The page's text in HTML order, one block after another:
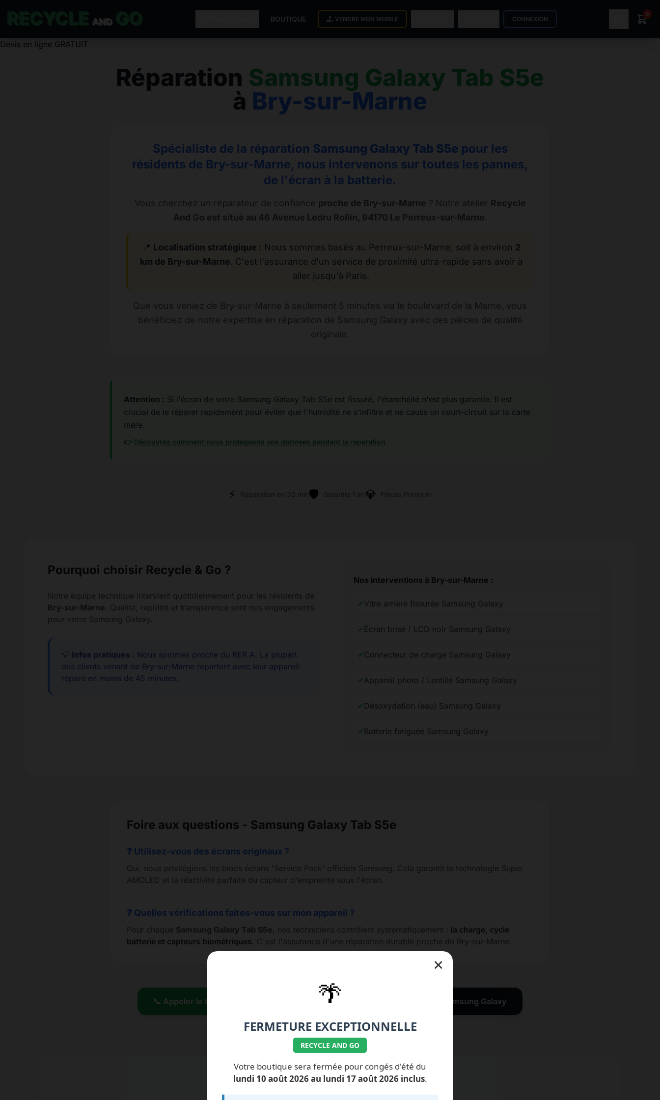
AND BOUTIQUE VENDRE MON MOBILE CONNEXION
0
Réparation Samsung Galaxy Tab S5e
à Bry-sur-Marne
Spécialiste de la réparation Samsung Galaxy Tab S5e pour les
résidents de Bry-sur-Marne, nous intervenons sur toutes les pannes,
de l'écran à la batterie.
Vous cherchez un réparateur de confiance proche de Bry-sur-Marne ? Notre atelier Recycle
And Go est situé au 46 Avenue Ledru Rollin, 94170 Le Perreux-sur-Marne.
📍 Localisation stratégique : Nous sommes basés au Perreux-sur-Marne, soit à environ 2
km de Bry-sur-Marne. C'est l'assurance d'un service de proximité ultra-rapide sans avoir à
aller jusqu'à Paris.
Que vous veniez de Bry-sur-Marne à seulement 5 minutes via le boulevard de la Marne, vous
bénéficiez de notre expertise en réparation de Samsung Galaxy avec des pièces de qualité
originale.
Attention : Si l'écran de votre Samsung Galaxy Tab S5e est fissuré, l'étanchéité n'est plus garantie. Il est
crucial de le réparer rapidement pour éviter que l'humidité ne s'infiltre et ne cause un court-circuit sur la carte
mère.
👉 Découvrez comment nous protégeons vos données pendant la réparation
⚡ Réparation en 30 min🛡️ Garantie 1 an💎 Pièces Premium
Pourquoi choisir Recycle & Go ?
Notre équipe technique intervient quotidiennement pour les résidents de
Bry-sur-Marne. Qualité, rapidité et transparence sont nos engagements
pour votre Samsung Galaxy.
💡 Infos pratiques : Nous sommes proche du RER A. La plupart
des clients venant de Bry-sur-Marne repartent avec leur appareil
réparé en moins de 45 minutes.
Nos interventions à Bry-sur-Marne :
✔Vitre arrière fissurée Samsung Galaxy
✔ Écran brisé / LCD noir Samsung Galaxy
✔Connecteur de charge Samsung Galaxy
✔Appareil photo / Lentille Samsung Galaxy
✔ Désoxydation (eau) Samsung Galaxy
✔ Batterie fatiguée Samsung Galaxy
Foire aux questions - Samsung Galaxy Tab S5e
❓ Utilisez-vous des écrans originaux ?
Oui, nous privilégions les blocs écrans 'Service Pack' officiels Samsung. Cela garantit la technologie Super
AMOLED et la réactivité parfaite du capteur d'empreinte sous l'écran.
❓ Quelles vérifications faites-vous sur mon appareil ?
Pour chaque Samsung Galaxy Tab S5e, nos techniciens contrôlent systématiquement : la charge, cycle
batterie et capteurs biométriques. C'est l'assurance d'une réparation durable proche de Bry-sur-Marne.
📞 Appeler le 01.77.99.07.92 / 06.11.62.15.63 💰 Nos tarifs réparation Samsung Galaxy
ILS NOUS FONT CONFIANCE
×
🌴
FERMETURE EXCEPTIONNELLE
RECYCLE AND GO
Votre boutique sera fermée pour congés d'été du
lundi 10 août 2026 au lundi 17 août 2026 inclus.